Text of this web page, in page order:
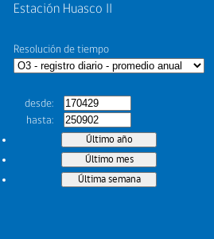
Estación Huasco II
Resolución de tiempo
desde
hasta